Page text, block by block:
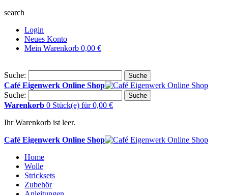
search
Login
Neues Konto
Mein Warenkorb 0,00 €
Suche: Suche
Café Eigenwerk Online Shop
Suche:
Suche
Warenkorb 0 Stück(e) für 0,00 €
Ihr Warenkorb ist leer.
Café Eigenwerk Online Shop
Home
Wolle
Stricksets
Zubehör